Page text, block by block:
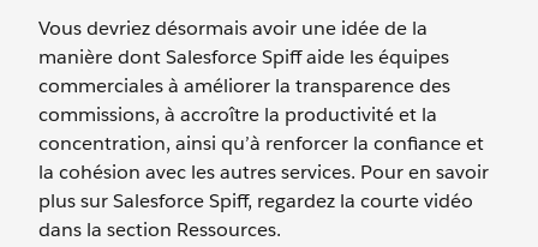
Vous devriez désormais avoir une idée de la
manière dont Salesforce Spiff aide les équipes
commerciales à améliorer la transparence des
commissions, à accroître la productivité et la
concentration, ainsi qu’à renforcer la confiance et
la cohésion avec les autres services. Pour en savoir
plus sur Salesforce Spiff, regardez la courte vidéo
dans la section Ressources.